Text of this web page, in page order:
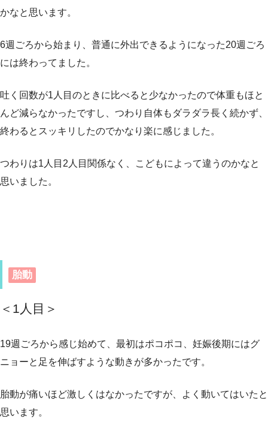
かなと思います。
6週ごろから始まり、普通に外出できるようになった20週ごろ
には終わってました。
吐く回数が1人目のときに比べると少なかったので体重もほと
んど減らなかったですし、つわり自体もダラダラ長く続かず、
終わるとスッキリしたのでかなり楽に感じました。
つわりは1人目2人目関係なく、こどもによって違うのかなと
思いました。
胎動
＜1人目 ＞
19週ごろから感じ始めて、最初はポコポコ、妊娠後期にはグ
ニョーと足を伸ばすような動きが多かったです。
胎動が痛いほど激しくはなかったですが、よく動いてはいたと
思います。